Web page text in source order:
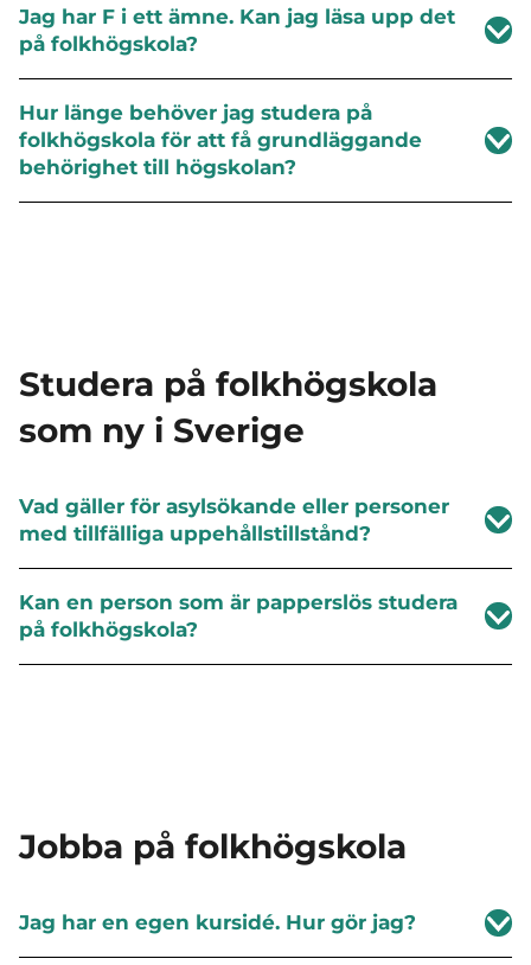
Jag har F i ett ämne. Kan jag läsa upp det
på folkhögskola?
Hur länge behöver jag studera på
folkhögskola för att få grundläggande
behörighet till högskolan?
Studera på folkhögskola
som ny i Sverige
Vad gäller för asylsökande eller personer
med tillfälliga uppehållstillstånd?
Kan en person som är papperslös studera
på folkhögskola?
Jobba på folkhögskola
Jag har en egen kursidé. Hur gör jag?